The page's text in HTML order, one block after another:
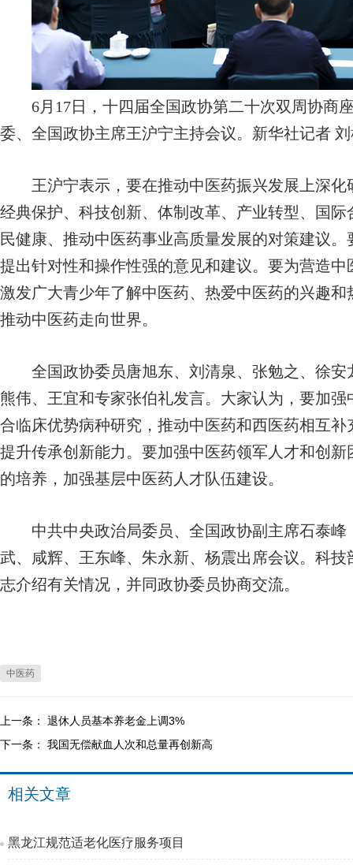
6月17日，十四届全国政协第二十次双周协商
委、全国政协主席王沪宁主持会议。新华社记者
王沪宁表示，要在推动中医药振兴发展上深化
经典保护、科技创新、体制改革、产业转型、国
民健康、推动中医药事业高质量发展的对策建议
提出针对性和操作性强的意见和建议。要为营造
激发广大青少年了解中医药、热爱中医药的兴趣
推动中医药走向世界。
全国政协委员唐旭东、刘清泉、张勉之、徐安
熊伟、王宜和专家张伯礼发言。大家认为，要加
合临床优势病种研究，推动中医药和西医药相互
提升传承创新能力。要加强中医药领军人才和创
的培养，加强基层中医药人才队伍建设。
中共中央政治局委员、全国政协副主席石泰峰
武、咸辉、王东峰、朱永新、杨震出席会议。科
志介绍有关情况，并同政协委员协商交流。
中医药
上一条： 退休人员基本养老金上调3%
下一条： 我国无偿献血人次和总量再创新高
相关文章
黑龙江规范适老化医疗服务项目